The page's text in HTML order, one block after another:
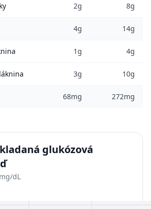
2g 8g
4g 14g
1g 4g
3g 10g
68mg 272mg
glukózová
dL